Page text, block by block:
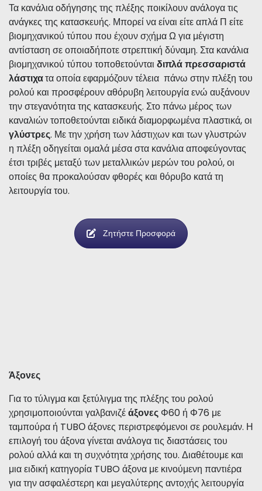
Τα κανάλια οδήγησης της πλέξης ποικίλουν ανάλογα τις
ανάγκες της κατασκευής. Μπορεί να είναι είτε απλά Π είτε
βιομηχανικού τύπου που έχουν σχήμα Ω για μέγιστη
αντίσταση σε οποιαδήποτε στρεπτική δύναμη. Στα κανάλια
βιομηχανικού τύπου τοποθετούνται διπλάπρεσσαριστά
λάστιχατα οποία εφαρμόζουν τέλεια πάνω στην πλέξη του
ρολού και προσφέρουν αθόρυβη λειτουργία ενώ αυξάνουν
την στεγανότητα της κατασκευής. Στο πάνω μέρος των
καναλιών τοποθετούνται ειδικά διαμορφωμένα πλαστικά, οι
γλύστρες. Με την χρήση των λάστιχων και των γλυστρών
η πλέξη οδηγείται ομαλά μέσα στα κανάλια αποφεύγοντας
έτσι τριβές μεταξύ των μεταλλικών μερών του ρολού, οι
οποίες θα προκαλούσαν φθορές και θόρυβο κατά τη
λειτουργία του.
Ζητήστε Προσφορά
Άξονες
Για το τύλιγμα και ξετύλιγματης πλέξης του ρολού
χρησιμοποιούνται γαλβανιζέάξονες Φ60 ή Φ76 με
ταμπούρα ή TUBΟ άξονες περιστρεφόμενοι σε ρουλεμάν. Η
επιλογή του άξονα γίνεται ανάλογα τις διαστάσεις του
ρολού αλλά και τη συχνότητα χρήσης του. Διαθέτουμε και
μια ειδική κατηγορία TUBO άξονα με κινούμενη παντιέρα
για την ασφαλέστερη και μεγαλύτερης αντοχής λειτουργία